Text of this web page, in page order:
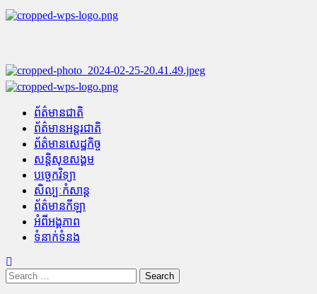
Skip
to
Primary
ព័ត៌មានជាតិ
ព័ត៌មានអន្តរជាតិ
ព័ត៌មានសេដ្ឋកិច្ច
សន្តិសុខសង្គម
បច្ចេកវិទ្យា
សិល្បៈកំសាន្ត
ព័ត៌មានកីឡា
អំពីអង្គភាព
ទំនាក់ទំនង
Search
for: